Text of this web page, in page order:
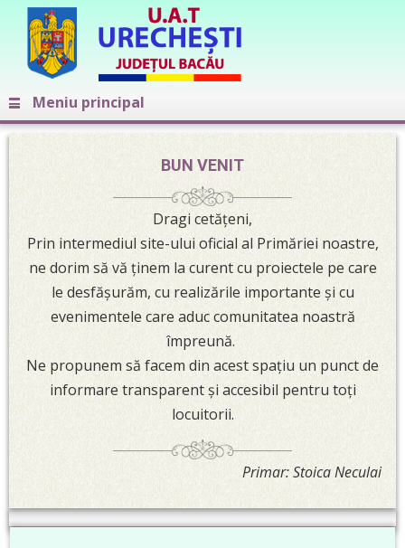
Meniu principal
BUN VENIT
Dragi cetățeni,
Prin intermediul site-ului oficial al Primăriei noastre,
ne dorim să vă ținem la curent cu proiectele pe care
le desfășurăm, cu realizările importante și cu
evenimentele care aduc comunitatea noastră
împreună.
Ne propunem să facem din acest spațiu un punct de
informare transparent și accesibil pentru toți
locuitorii.
Primar: Stoica Neculai